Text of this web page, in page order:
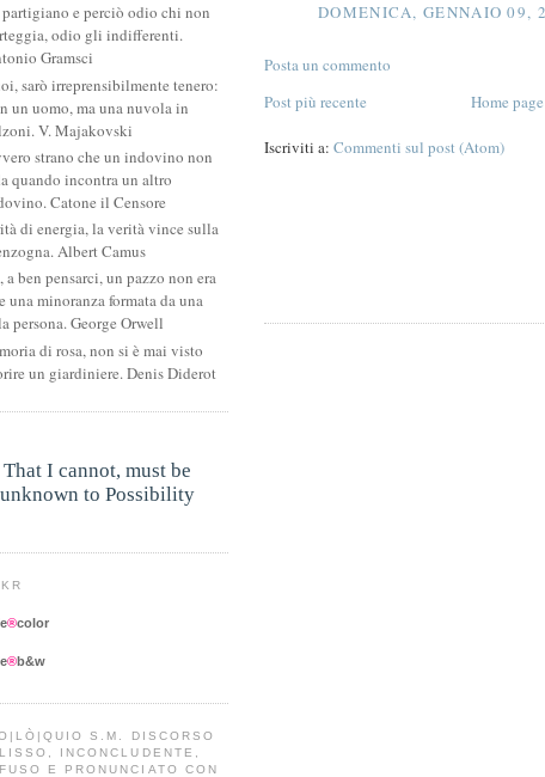
DOMENICA, GENNAIO 09,
Posta un commento
Post più recente
Home page
Iscriviti a: Commenti sul post (Atom)
e perciò odio chi non
odio gli indifferenti.
Gramsci
sarò irreprensibilmente tenero:
un uomo, ma una nuvola in
V. Majakovski
strano che un indovino non
quando incontra un altro
Catone il Censore
di energia, la verità vince sulla
Albert Camus
a ben pensarci, un pazzo non era
una minoranza formata da una
persona. George Orwell
di rosa, non si è mai visto
un giardiniere. Denis Diderot
That I cannot, must be
unknown to Possibility
®color
®b&w
S.M. DISCORSO
INCONCLUDENTE,
E PRONUNCIATO CON